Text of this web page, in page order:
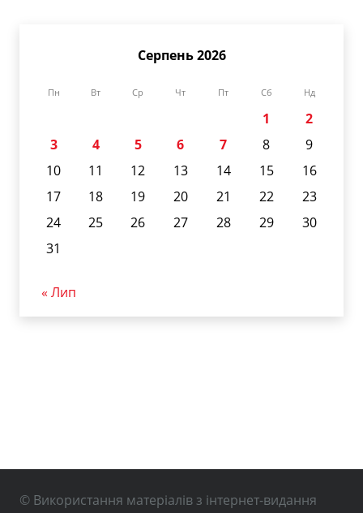
Серпень 2026
Пн Вт Ср Чт Пт Сб Нд
1
2
3
4 5 6 7 8
9
10
11 12 13 14 15
16
17
18 19 20 21 22
23
24
25 26 27 28 29
30
31
« Лип
© Використання матеріалів з інтернет-видання